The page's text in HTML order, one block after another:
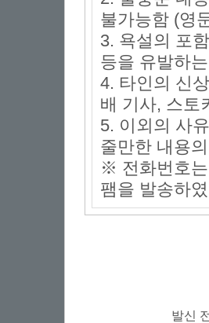
불가능함 (영
3. 욕설의 포
등을 유발하
4. 타인의 신
배 기사, 스토
5. 이외의 사
줄만한 내용
※ 전화번호
팸을 발송하
발신